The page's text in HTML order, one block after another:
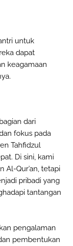
untuk
dapat
keagamaan
dari
fokus pada
Tahfidzul
Di sini, kami
Al-Qur’an, tetapi
pribadi yang
tantangan
pengalaman
pembentukan